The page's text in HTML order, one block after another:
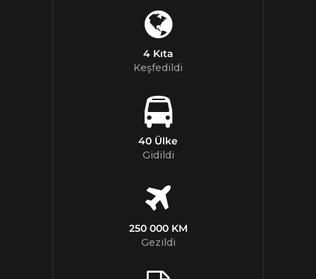
4 Kıta
Keşfedildi
40 Ülke
Gidildi
250 000 KM
Gezildi